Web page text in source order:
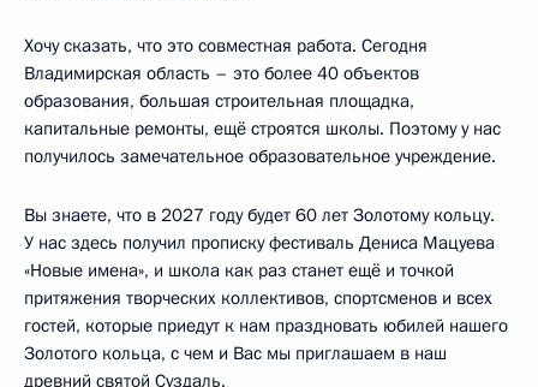
Хочу сказать, что это совместная работа. Сегодня
Владимирская область – это более 40 объектов
образования, большая строительная площадка,
капитальные ремонты, ещё строятся школы. Поэтому у нас
получилось замечательное образовательное учреждение.
Вы знаете, что в 2027 году будет 60 лет Золотому кольцу.
У нас здесь получил прописку фестиваль Дениса Мацуева
«Новые имена», и школа как раз станет ещё и точкой
притяжения творческих коллективов, спортсменов и всех
гостей, которые приедут к нам праздновать юбилей нашего
Золотого кольца, с чем и Вас мы приглашаем в наш
древний святой Суздаль.